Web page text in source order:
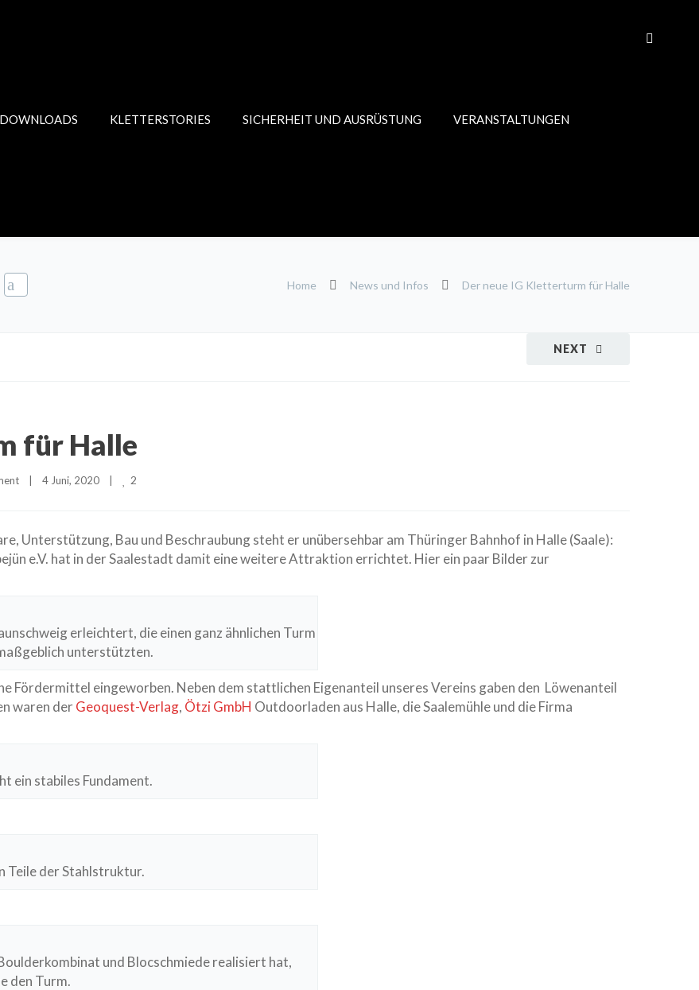
DOWNLOADS KLETTERSTORIES SICHERHEIT UND AUSRÜSTUNG VERANSTALTUNGEN
Home News und Infos Der neue IG Kletterturm für Halle
NEXT
für Halle
4 Juni, 2020 2
Unterstützung, Bau und Beschraubung steht er unübersehbar am Thüringer Bahnhof in Halle (Saale):
e.V. hat in der Saalestadt damit eine weitere Attraktion errichtet. Hier ein paar Bilder zur
erleichtert, die einen ganz ähnlichen Turm
unterstützten.
Fördermittel eingeworben. Neben dem stattlichen Eigenanteil unseres Vereins gaben den Löwenanteil
waren derGeoquest-Verlag, Ötzi GmbH Outdoorladen aus Halle, die Saalemühle und die Firma
ein stabiles Fundament.
Teile der Stahlstruktur.
und Blocschmiede realisiert hat,
den Turm.